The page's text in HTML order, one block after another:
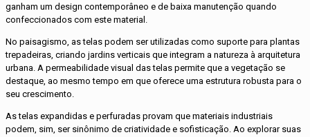
ganham um design contemporâneo e de baixa manutenção quando
confeccionados com este material.
No paisagismo, as telas podem ser utilizadas como suporte para plantas
trepadeiras, criando jardins verticais que integram a natureza à arquitetura
urbana. A permeabilidade visual das telas permite que a vegetação se
destaque, ao mesmo tempo em que oferece uma estrutura robusta para o
seu crescimento.
As telas expandidas e perfuradas provam que materiais industriais
podem, sim, ser sinônimo de criatividade e sofisticação. Ao explorar suas